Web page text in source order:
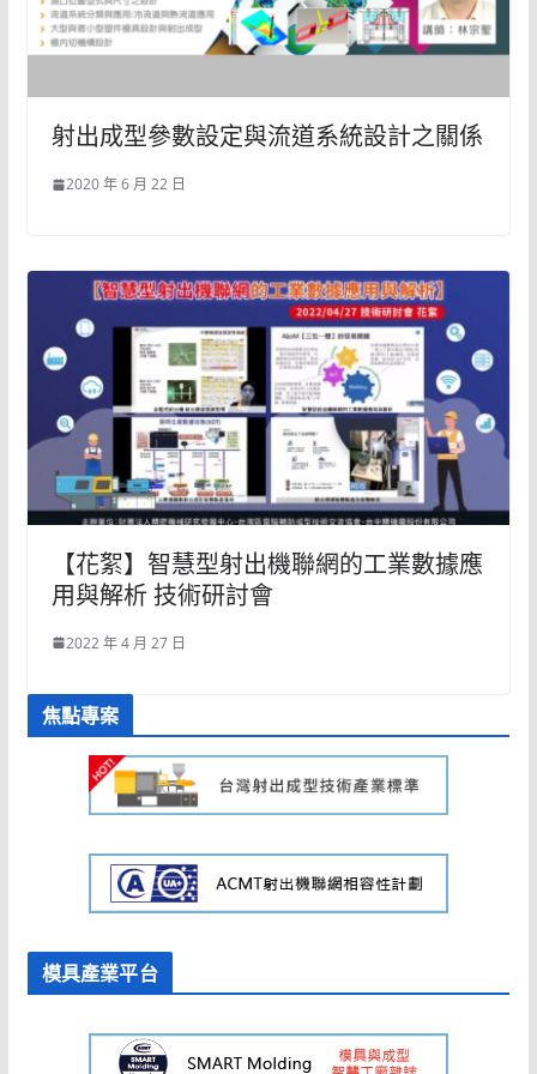
射出成型參數設定與流道系統設計之關係
2020 年 6 月 22 日
【花絮】智慧型射出機聯網的工業數據應
用與解析 技術研討會
2022 年 4 月 27 日
焦點專案
模具產業平台